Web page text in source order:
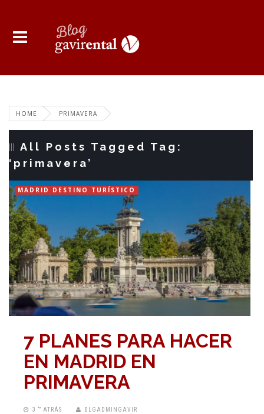
HOME PRIMAVERA
All Posts Tagged Tag:
‘primavera’
MADRID DESTINO TURÍSTICO
7 PLANES PARA HACER
EN MADRID EN
PRIMAVERA
3 “” ATRÁS BLGADMINGAVIR